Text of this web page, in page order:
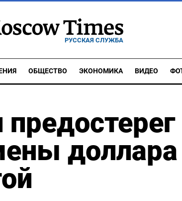
РУССКАЯ СЛУЖБА
ОБЩЕСТВО ЭКОНОМИКА ВИДЕО
доллара